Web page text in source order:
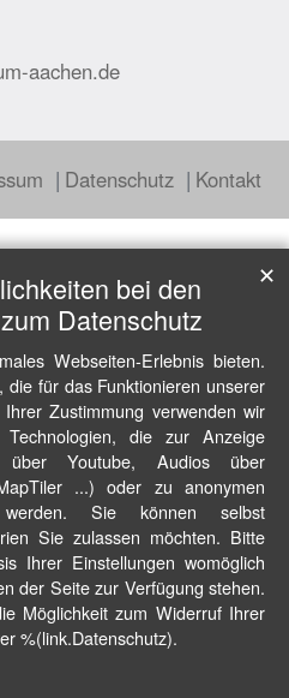
aachen.de
Datenschutz Kontakt
bei den
Datenschutz
Webseiten-Erlebnis bieten.
die für das Funktionieren unserer
Zustimmung verwenden wir
die zur Anzeige
Youtube, Audios über
...) oder zu anonymen
werden. Sie können selbst
Sie zulassen möchten. Bitte
Ihrer Einstellungen womöglich
der Seite zur Verfügung stehen.
Möglichkeit zum Widerruf Ihrer
%(link.Datenschutz).
✕